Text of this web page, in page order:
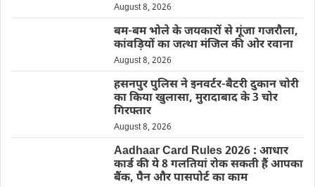
August 8, 2026
बम-बम भोले के जयकारों से गूंजा गजरौला,
कांवड़ियों का जत्था मंजिल की ओर रवाना
August 8, 2026
हसनपुर पुलिस ने इनवर्टर-बैटरी दुकान चोरी
का किया खुलासा, मुरादाबाद के 3 चोर
गिरफ्तार
August 8, 2026
Aadhaar Card Rules 2026 : आधार
कार्ड की ये 8 गलतियां रोक सकती हैं आपका
बैंक, पैन और पासपोर्ट का काम